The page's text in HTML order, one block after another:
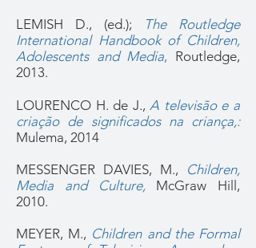
LEMISH D., (ed.);
The Routledge
International Handbook of Children,
Adolescents and Media, Routledge,
2013.
LOURENCO H. de J.,A televisão e a
criação de significados na criança,:
Mulema, 2014
MESSENGER DAVIES, M., Children,
Media and Culture,McGraw Hill,
2010.
MEYER, M., Children and the Formal